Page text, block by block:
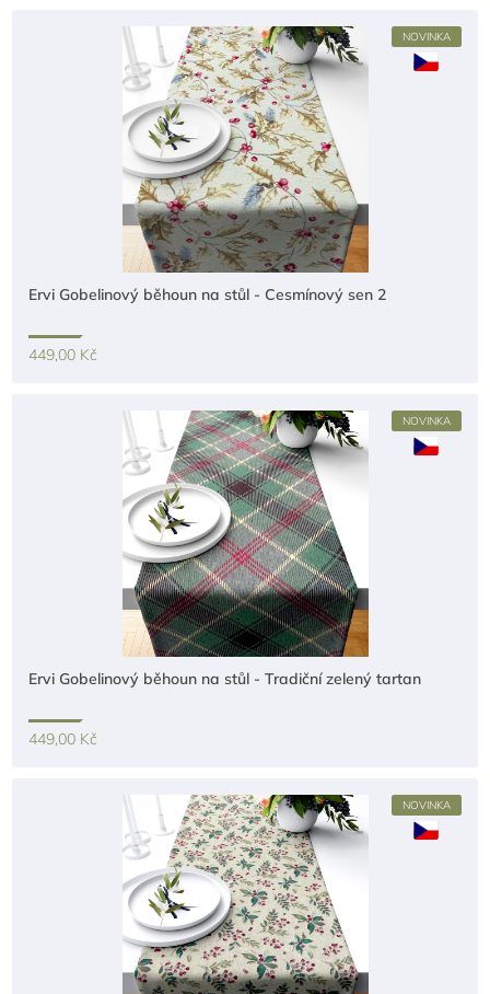
NOVINKA
Ervi Gobelinový běhoun na stůl - Cesmínový sen 2
449,00 Kč
NOVINKA
Ervi Gobelinový běhoun na stůl - Tradiční zelený tartan
449,00 Kč
NOVINKA